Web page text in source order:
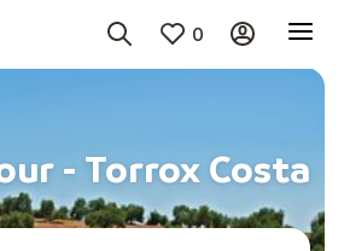
0
- Torrox Costa